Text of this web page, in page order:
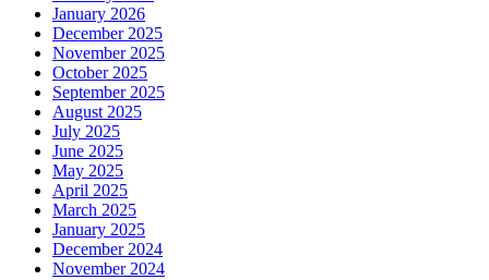
January 2026
December 2025
November 2025
October 2025
September 2025
August 2025
July 2025
June 2025
May 2025
April 2025
March 2025
January 2025
December 2024
November 2024